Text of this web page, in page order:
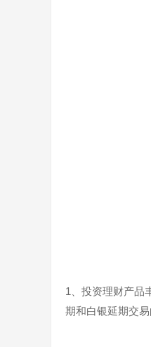
1、投资理财产品
期和白银延期交